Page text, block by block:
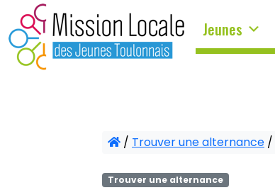
Jeunes
/ Trouver une alternance /
Trouver une alternance
Panneau de gestion des cookies